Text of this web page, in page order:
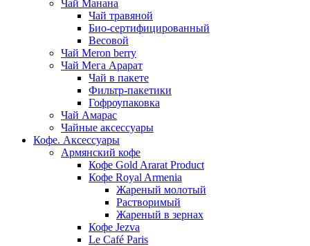
Чай Манана
Чай травяной
Био-сертифицированный
Весовой
Чай Meron berry
Чай Мега Арарат
Чай в пакете
Фильтр-пакетики
Гофроупаковка
Чай Амарас
Чайные аксессуары
Кофе. Аксессуары
Армянский кофе
Кофе Gold Ararat Product
Кофе Royal Armenia
Жареный молотый
Растворимый
Жареный в зернах
Кофе Jezva
Le Café Paris